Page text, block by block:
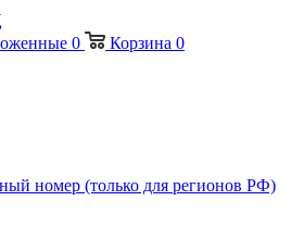
0 Корзина 0
номер (только для регионов РФ)